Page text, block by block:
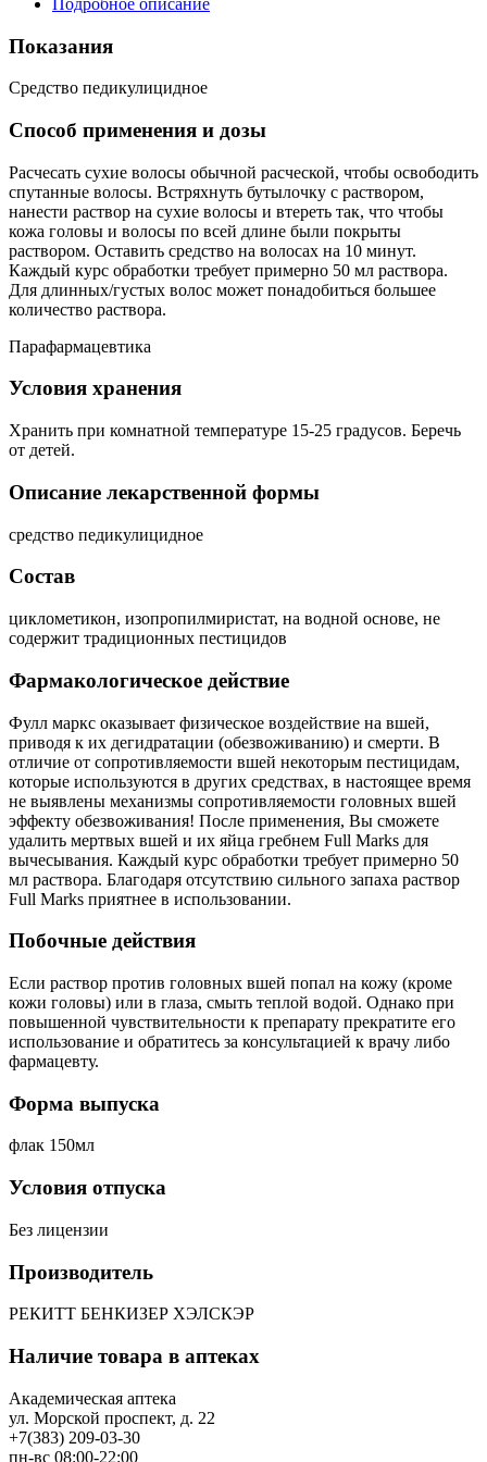
Показания
Средство педикулицидное
Способ применения и дозы
Расчесать сухие волосы обычной расческой, чтобы освободить
спутанные волосы. Встряхнуть бутылочку с раствором,
нанести раствор на сухие волосы и втереть так, что чтобы
кожа головы и волосы по всей длине были покрыты
раствором. Оставить средство на волосах на 10 минут.
Каждый курс обработки требует примерно 50 мл раствора.
Для длинных/густых волос может понадобиться большее
количество раствора.
Парафармацевтика
Условия хранения
Хранить при комнатной температуре 15-25 градусов. Беречь
от детей.
Описание лекарственной формы
средство педикулицидное
Состав
циклометикон, изопропилмиристат, на водной основе, не
содержит традиционных пестицидов
Фармакологическое действие
Фулл маркс оказывает физическое воздействие на вшей,
приводя к их дегидратации (обезвоживанию) и смерти. В
отличие от сопротивляемости вшей некоторым пестицидам,
которые используются в других средствах, в настоящее время
не выявлены механизмы сопротивляемости головных вшей
эффекту обезвоживания! После применения, Вы сможете
удалить мертвых вшей и их яйца гребнем Full Marks для
вычесывания. Каждый курс обработки требует примерно 50
мл раствора. Благодаря отсутствию сильного запаха раствор
Full Marks приятнее в использовании.
Побочные действия
Если раствор против головных вшей попал на кожу (кроме
кожи головы) или в глаза, смыть теплой водой. Однако при
повышенной чувствительности к препарату прекратите его
использование и обратитесь за консультацией к врачу либо
фармацевту.
Форма выпуска
флак 150мл
Условия отпуска
Без лицензии
Производитель
РЕКИТТ БЕНКИЗЕР ХЭЛСКЭР
Наличие товара в аптеках
Академическая аптека
ул. Морской проспект, д. 22
+7(383) 209-03-30
пн-вс 08:00-22:00